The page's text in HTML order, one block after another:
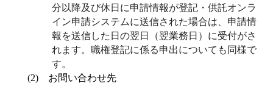
分以降及び休日に申請情報が登記・供託オンラ
イン申請システムに送信された場合は、申請情
報を送信した日の翌日（翌業務日）に受付がさ
れます。職権登記に係る申出についても同様で
す。
(2) お問い合わせ先